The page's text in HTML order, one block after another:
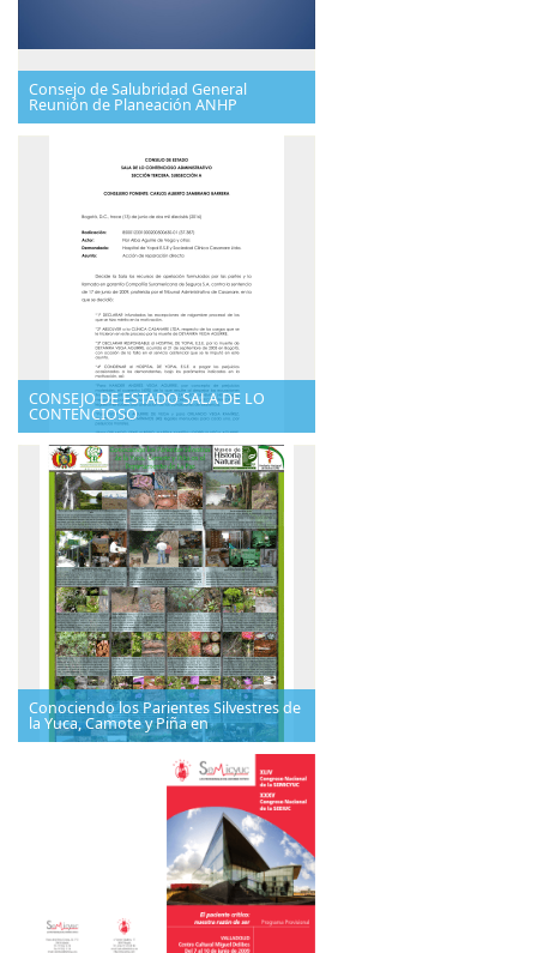
Consejo de Salubridad General
Reunión de Planeación ANHP
CONSEJO DE ESTADO SALA DE LO
CONTENCIOSO
Conociendo los Parientes Silvestres de
la Yuca, Camote y Piña en